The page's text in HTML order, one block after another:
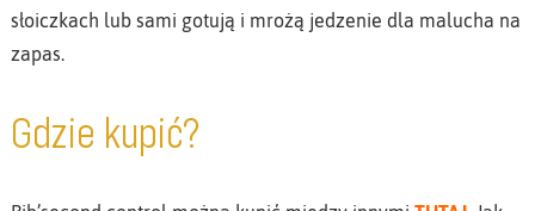
słoiczkach lub sami gotują i mrożą jedzenie dla malucha na
zapas.
Gdzie kupić?